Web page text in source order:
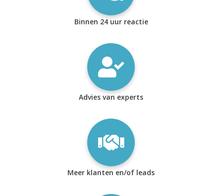
Binnen 24 uur reactie
Advies van experts
Meer klanten en/of leads